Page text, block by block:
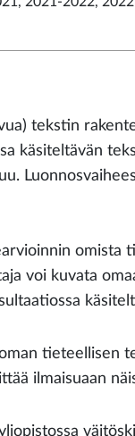
tekstin
käsiteltävän
omista
voi kuvata
tieteellisen
ilmaisuaan